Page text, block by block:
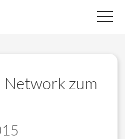
Network zum